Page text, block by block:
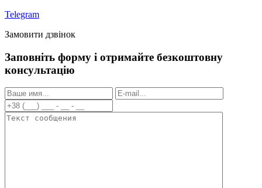
Telegram
Замовити дзвінок
Заповніть форму і отримайте безкоштовну
консультацію